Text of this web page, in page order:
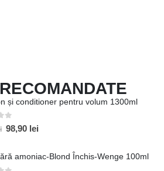
și conditioner pentru volum 1300ml
of 5
98,90 lei
amoniac-Blond Închis-Wenge 100ml